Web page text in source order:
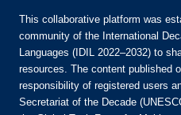
Rejoignez la communauté :
This collaborative platform was
community of the International
Languages (IDIL 2022–2032) to
resources. The content published
responsibility of registered users
Secretariat of the Decade